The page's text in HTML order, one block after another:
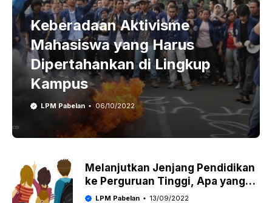
Keberadaan Aktivisme
Mahasiswa yang Harus
Dipertahankan di Lingkup
Kampus
LPM Pabelan 06/10/2022
Melanjutkan Jenjang Pendidikan
ke Perguruan Tinggi, Apa yang
Dicari?
LPM Pabelan 13/09/2022